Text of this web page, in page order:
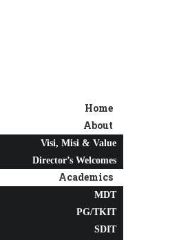
Home
About
Visi, Misi & Value
Director’s Welcomes
Academics
MDT
PG/TKIT
SDIT